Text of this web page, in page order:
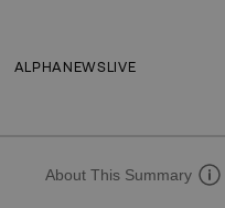
ALPHANEWSLIVE
About This Summary